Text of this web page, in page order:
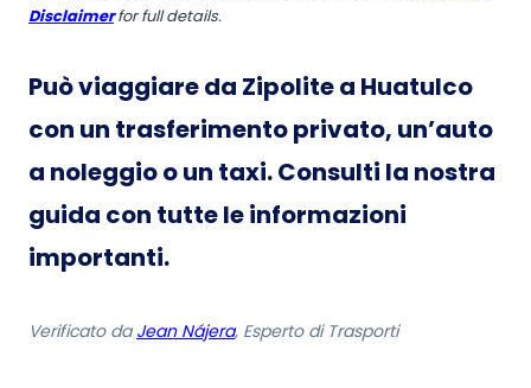
Disclaimerfor full details.
Può viaggiare da Zipolite a Huatulco
con un trasferimento privato, un’auto
a noleggio o un taxi. Consulti la nostra
guida con tutte le informazioni
importanti.
Verificato da Jean Nájera, Esperto di Trasporti